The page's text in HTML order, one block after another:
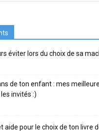
éviter lors du choix de sa
de ton enfant : mes
invités :)
aide pour le choix de ton livre